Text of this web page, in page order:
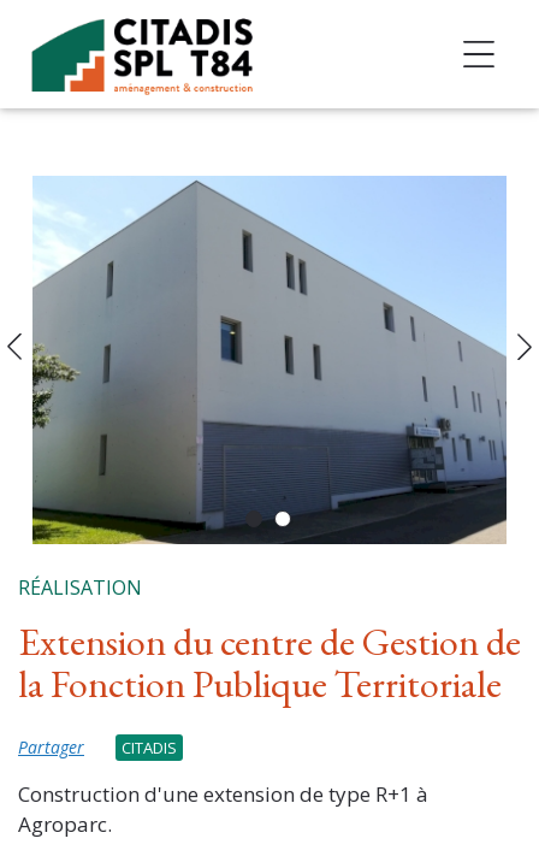
Accéder au contenu
RÉALISATION
Extension du centre de Gestion de
la Fonction Publique Territoriale
Partager CITADIS
Construction d'une extension de type R+1 à
Agroparc.